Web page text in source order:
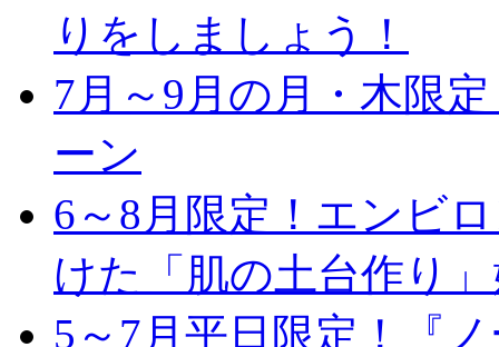
りをしましょう！
7月～9月の月・木限
ーン
6～8月限定！エンビ
けた「肌の土台作り
5～7月平日限定！『